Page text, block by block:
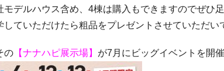
モデルハウス含め、4棟は購入もできますのでぜひ
していただけたら粗品をプレゼントさせていただい
の 【ナナハピ展示場】 が7月にビッグイベントを開